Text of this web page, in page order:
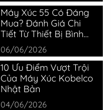
Máy Xúc 55 Có Đáng
Mua? Đánh Giá Chi
Tiết Từ Thiết Bị Bình
Minh
06/06/2026
10 Ưu Điểm Vượt Trội
Của Máy Xúc Kobelco
Nhật Bản
04/06/2026